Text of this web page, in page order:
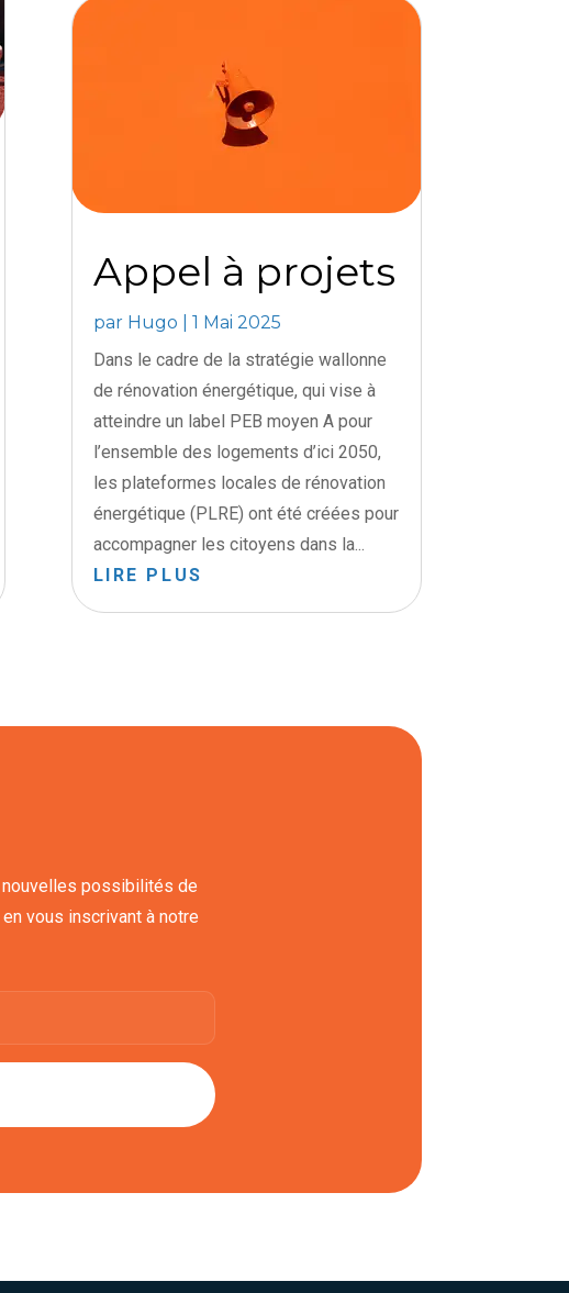
Appel à projets
par Hugo
1 Mai 2025
Dans le cadre de la stratégie wallonne
de rénovation énergétique, qui vise à
atteindre un label PEB moyen A pour
l’ensemble des logements d’ici 2050,
les plateformes locales de rénovation
énergétique (PLRE) ont été créées pour
accompagner les citoyens dans la...
LIRE PLUS
possibilités de
vous inscrivant à notre